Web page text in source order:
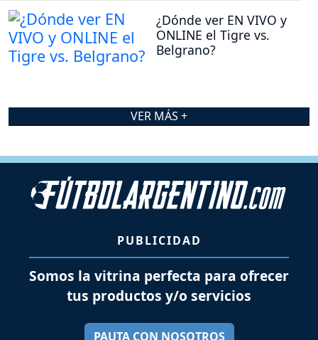
¿Dónde ver EN VIVO y
ONLINE el Tigre vs.
Belgrano?
VER MÁS +
PUBLICIDAD
Somos la vitrina perfecta para ofrecer
tus productos y/o servicios
PAUTA CON NOSOTROS